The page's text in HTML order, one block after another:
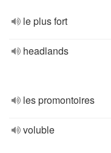
le plus fort
headlands
les promontoires
voluble